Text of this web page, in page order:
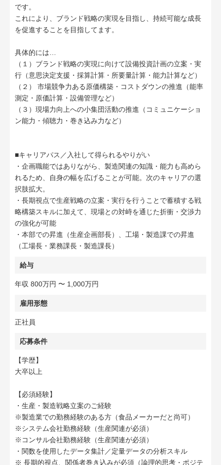
です。
これにより、ブランド戦略の実現を目指し、持続可能な成長
を促進することを目指してます。
具体的には…
（１）ブランド戦略の実現に向けて設備投資計画の立案・実
行（意思決定支援・採算計算・所要量計算・能力計算など）
（２） 市場競争力ある原価構築・コストダウンの推進（能率
測定・原価計算・設備管理など）
（３）現場力向上への小集団活動の推進（コミュニケーショ
ン能力・傾聴力・巻き込み力など）
■キャリアパス／入社して得られるやりがい
・企画職能ではありながら、製造関連の知識・能力も高めら
れるため、自身の幅を広げることが可能。次のキャリアの選
択肢拡大。
・長期視点で生産戦略の立案・実行を行うことで蓄積する戦
略構築スキルに加えて、現場との対峙を通じた折衝・交渉力
の強化が可能
・本部での昇進（生産企画部長）、工場・製造課での昇進
（工場長・業務課長・製造課長）
給与
年収 800万円 〜 1,000万円
雇用形態
正社員
応募条件
【学歴】
大卒以上
【必須経験】
・生産・製造戦略立案のご経験
※製造業での勤務経験のある方（食品メーカーだと尚可）
※システム会社勤務経験（生産関連が必須）
※コンサル会社勤務経験（生産関連が必須）
・関数を使用したデータ集計／定量データの分析スキル
※ 長期的視点、関係者巻き込みが必須（論理的思考・ポジテ